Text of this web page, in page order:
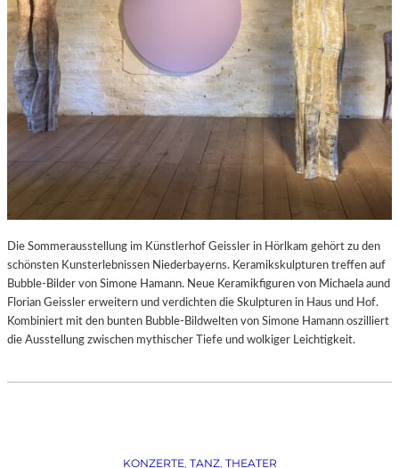
Die Sommerausstellung im Künstlerhof Geissler in Hörlkam gehört zu den
schönsten Kunsterlebnissen Niederbayerns. Keramikskulpturen treffen auf
Bubble-Bilder von Simone Hamann. Neue Keramikfiguren von Michaela aund
Florian Geissler erweitern und verdichten die Skulpturen in Haus und Hof.
Kombiniert mit den bunten Bubble-Bildwelten von Simone Hamann oszilliert
die Ausstellung zwischen mythischer Tiefe und wolkiger Leichtigkeit.
KONZERTE, TANZ, THEATER